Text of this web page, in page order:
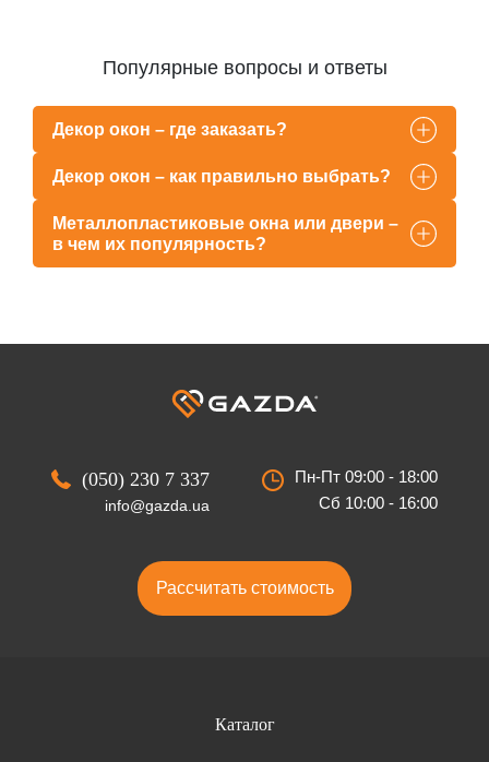
Популярные вопросы и ответы
Декор окон – где заказать?
Декор окон – как правильно выбрать?
Металлопластиковые окна или двери –
в чем их популярность?
(050) 230 7 337
info@gazda.ua
Пн-Пт 09:00 - 18:00
Сб 10:00 - 16:00
Рассчитать стоимость
Каталог